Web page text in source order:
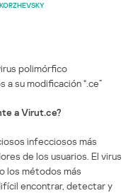
polimórfico
a su modificación “.ce”
a Virut.ce?
infecciosos más
de los usuarios. El virus
los métodos más
encontrar, detectar y